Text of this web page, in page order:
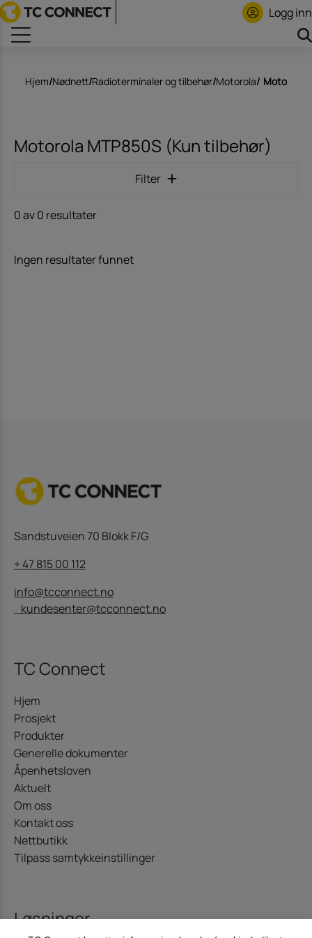
Logg inn
Hjem/Nødnett/Radioterminaler og tilbehør/Motorola/ Motorola
Motorola MTP850S (Kun tilbehør)
Filter
0 av 0 resultater
Ingen resultater funnet
Sandstuveien 70 Blokk F/G
+ 47 815 00 112
info@tcconnect.no
kundesenter@tcconnect.no
TC Connect
Hjem
Prosjekt
Produkter
Generelle dokumenter
Åpenhetsloven
Aktuelt
Om oss
Kontakt oss
Nettbutikk
Tilpass samtykkeinstillinger
Løsninger